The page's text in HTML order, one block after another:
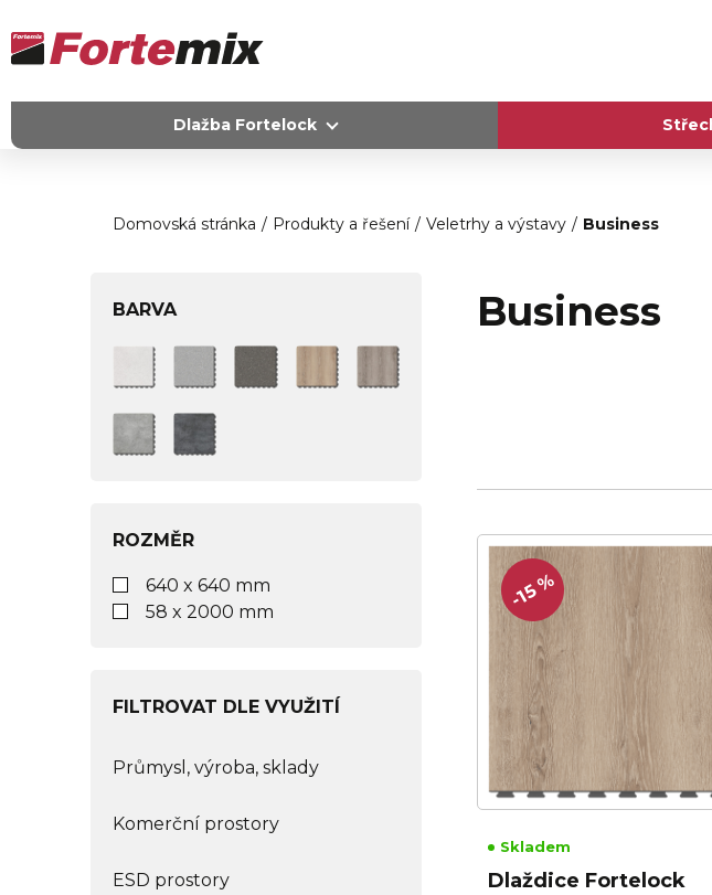
Dlažba Fortelock
Domovská stránka Produkty a řešení Veletrhy a výstavy Business
BARVA
ROZMĚR
640 x 640 mm
58 x 2000 mm
FILTROVAT DLE VYUŽITÍ
Průmysl, výroba, sklady
Komerční prostory
ESD prostory
Business
-15 %
Skladem
Dlaždice Fortelock